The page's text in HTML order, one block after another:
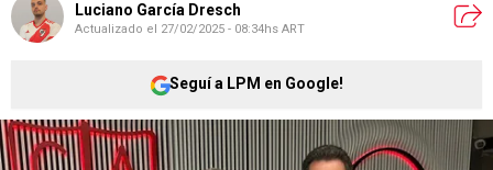
Luciano García Dresch
Actualizado el 27/02/2025 - 08:34hs ART
Seguí a LPM en Google!